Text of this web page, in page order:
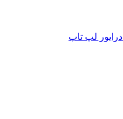
درایور لپ تاپ